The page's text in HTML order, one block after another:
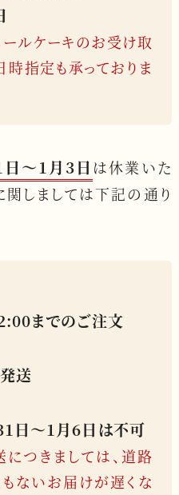
ルケーキのお受け取
時指定も承っておりま
〜1月3日 は休業いた
しましては下記の通り
までのご注文
送
日〜1月6日は不可
つきましては、道路
ないお届けが遅くな